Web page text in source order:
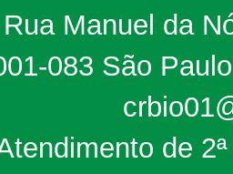
Manuel da
083 São
de